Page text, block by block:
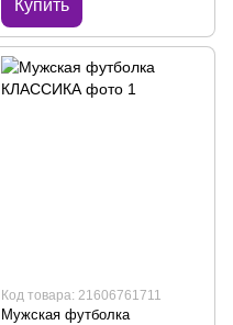
Купить
Код товара: 21606761711
Мужская футболка